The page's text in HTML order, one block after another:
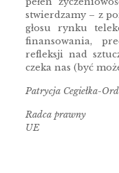
stwierdzamy – z
głosu rynku
finansowania,
refleksji nad
czeka nas (być
Patrycja
Radca
UE